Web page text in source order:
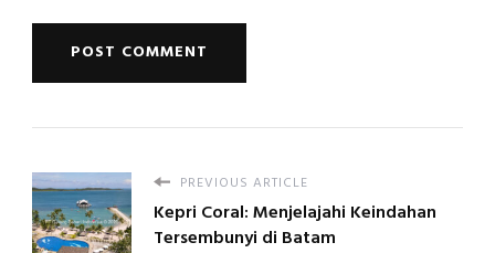
PREVIOUS ARTICLE
Kepri Coral: Menjelajahi Keindahan
Tersembunyi di Batam